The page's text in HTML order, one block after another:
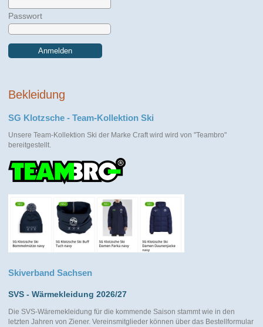
Passwort
Anmelden
Bekleidung
SG Klotzsche - Team-Kollektion Ski
Unsere Team-Kollektion Ski der Marke Craft wird wird von "Teambro"
bereitgestellt.
Skiverband Sachsen
SVS - Wärmekleidung 2026/27
Die SVS-Wäremekleidung für die kommende Saison stammt wie in den
letzten Jahren von Ziener. Vereinsmitglieder können über das Bestellformular